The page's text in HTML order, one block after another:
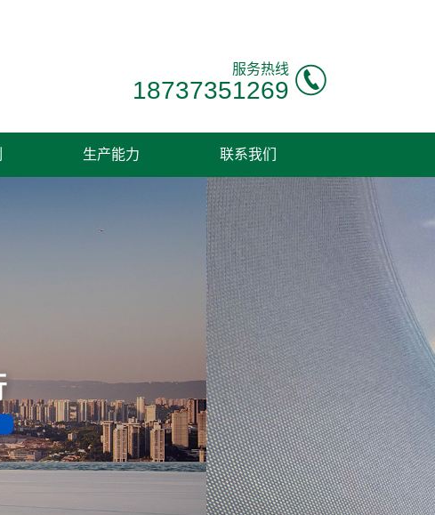
服务热线
18737351269
生产能力 联系我们